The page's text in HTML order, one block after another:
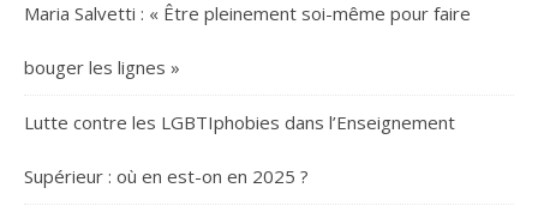
Maria Salvetti : « Être pleinement soi-même pour faire
bouger les lignes »
Lutte contre les LGBTIphobies dans l’Enseignement
Supérieur : où en est-on en 2025 ?